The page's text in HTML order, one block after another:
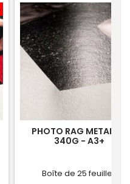
PHOTO RAG METALLIC
340G - A3+
Boîte de 25 feuilles